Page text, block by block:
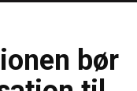
bør